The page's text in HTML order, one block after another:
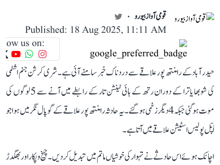
قومی آواز بیورو
Published: 18 Aug 2025, 11:11 AM
us on:
حیدر آباد کے رامنتھ پور علاقے سے دردناک خبر سامنے آئی ہے۔ شری کرشن جنم اشٹمی
کی شوبھا یاترا کے دوران رتھ کے ہائی ٹینشن تار کے رابطے میں آنے سے 5 لوگوں کی
موت ہو گئی جبکہ 4 دیگر زخمی ہو گئے۔ یہ حادثہ رامنتھ پور علاقے کے گوپال نگر میں ہوا جو
اُپّل پولیس اسٹیشن علاقے میں آتا ہے۔
اچانک ہوئے اس حادثے نے تہوار کی خوشیاں ماتم میں تبدیل کر دیں۔ چیخ و پکار اور بھگدڑ